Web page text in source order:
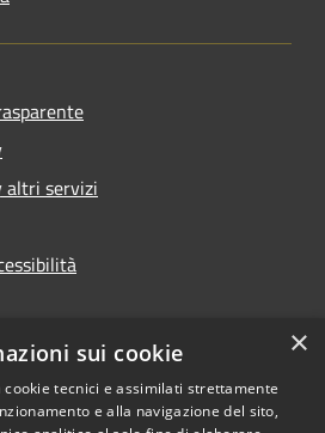
altri servizi
Copyright © 2026 • Comune di
×
sui cookie
tecnici e assimilati strettamente
e alla navigazione del sito,